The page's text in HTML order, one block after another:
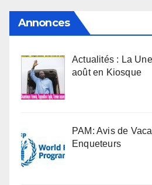
Annonces
Actualités : La
août en Kiosque
PAM: Avis de
Enqueteurs